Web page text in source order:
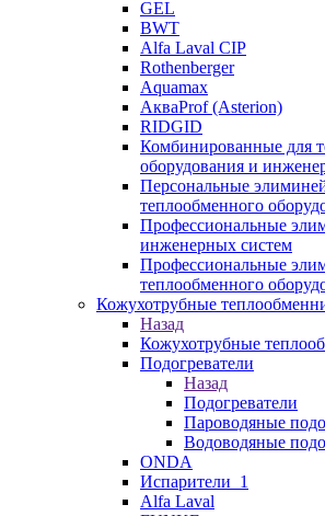
GEL
BWT
Alfa Laval CIP
Rothenberger
Aquamax
АкваProf (Asterion)
RIDGID
Комбинированные для
оборудования и
Персональные
теплообменного
Профессиональные
инженерных систем
Профессиональные
теплообменного
Кожухотрубные
Назад
Кожухотрубные
Подогреватели
Назад
Подогреватели
Пароводяные
Водоводяные
ONDA
Испарители_1
Alfa Laval